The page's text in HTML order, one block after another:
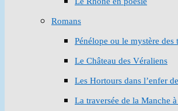
Romans
Pénélope ou le mystère des
Le Château des Véraliens
Les Hortours dans l’enfer
La traversée de la Manche